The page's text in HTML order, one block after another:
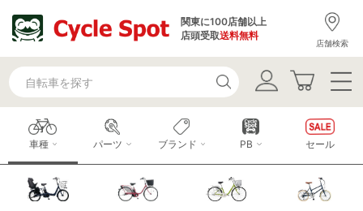
関東に100店舗以上
店頭受取送料無料
店舗検索
車種 パーツ ブランド PB セール